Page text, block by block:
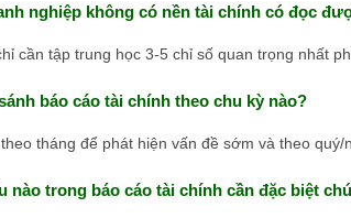
nghiệp không có nền tài chính có đọc
cần tập trung học 3-5 chỉ số quan trọng nhất
báo cáo tài chính theo chu kỳ nào?
tháng để phát hiện vấn đề sớm và theo
nào trong báo cáo tài chính cần đặc biệt